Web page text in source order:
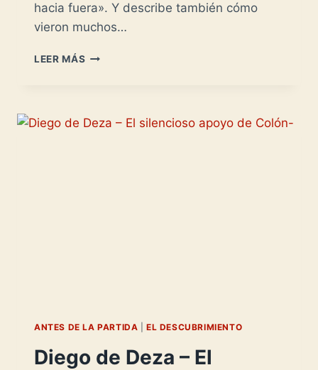
hacia fuera». Y describe también cómo
vieron muchos…
LEER MÁS EL
DE
CRÁNEOS-
ANTES DE LA PARTIDA |EL DESCUBRIMIENTO
Diego de Deza – El